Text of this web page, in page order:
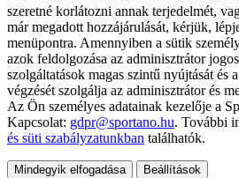
szeretné korlátozni annak terjedelmét,
már megadott hozzájárulását, kérjük,
menüpontra. Amennyiben a sütik
azok feldolgozása az adminisztrátor
szolgáltatások magas szintű nyújtását és
végzését szolgálja az adminisztrátor és
Az Ön személyes adatainak kezelője a
Kapcsolat: gdpr@sportano.hu. További
és süti szabályzatunkban találhatók.
Mindegyik elfogadása Beállítások